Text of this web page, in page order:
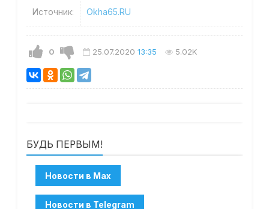
Источник: Okha65.RU
0 25.07.2020 13:35 5.02K
БУДЬ ПЕРВЫМ!